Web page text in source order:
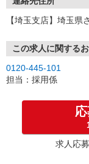
【埼玉支店】埼玉
この求人に関する
0120-445-101
担当：採用係
求人応